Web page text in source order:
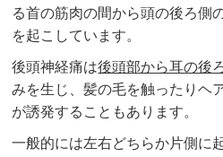
る首の筋肉の間から頭の後ろ側
を起こしています。
後頭神経痛は後頭部から耳の後
みを生じ、髪の毛を触ったりヘ
が誘発することもあります。
一般的には左右どちらか片側に